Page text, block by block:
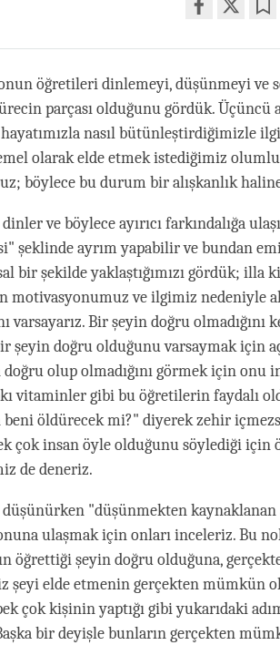
on
facebook
öğretileri dinlemeyi, düşünmeyi ve
parçası olduğunu gördük. Üçüncü
nasıl bütünleştirdiğimizle
olarak elde etmek istediğimiz
böylece bu durum bir alışkanlık
ve böylece ayırıcı farkındalığa
şeklinde ayrım yapabilir ve bundan
bir şekilde yaklaştığımızı gördük;
motivasyonumuz ve ilgimiz nedeniyle
varsayarız. Bir şeyin doğru
şeyin doğru olduğunu varsaymak için
doğru olup olmadığını görmek için onu
vitaminler gibi bu öğretilerin faydalı
beni öldürecek mi?" diyerek zehir
çok insan öyle olduğunu söylediği için
de deneriz.
"düşünmekten kaynaklanan
ulaşmak için onları inceleriz. Bu
öğrettiği şeyin doğru olduğuna,
şeyi elde etmenin gerçekten mümkün
çok kişinin yaptığı gibi yukarıdaki
bir deyişle bunların gerçekten